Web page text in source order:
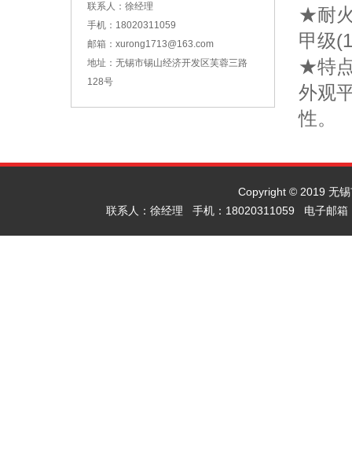
联系人：徐经理
手机：18020311059
邮箱：xurong1713@163.com
地址：无锡市锡山经济开发区芙蓉三路
128号
★耐
甲级
★特
外观
性。
Copyright © 2019 无
联系人：徐经理 手机：18020311059 电子邮